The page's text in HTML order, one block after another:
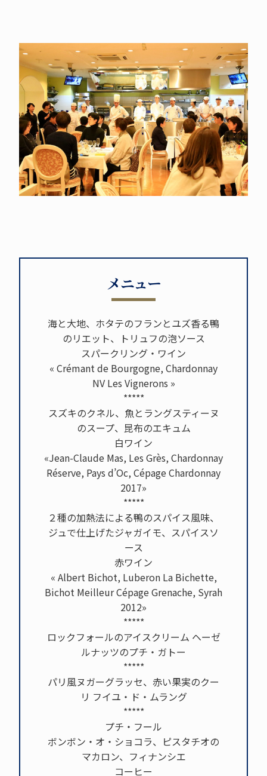
メニュー
海と大地、ホタテのフランとユズ香る鴨
のリエット、トリュフの泡ソース
スパークリング・ワイン
« Crémant de Bourgogne, Chardonnay
NV Les Vignerons »
*****
スズキのクネル、魚とラングスティーヌ
のスープ、昆布のエキュム
白ワイン
«Jean-Claude Mas, Les Grès, Chardonnay
Réserve, Pays d’Oc, Cépage Chardonnay
2017»
*****
２種の加熱法による鴨のスパイス風味、
ジュで仕上げたジャガイモ、スパイスソ
ース
赤ワイン
« Albert Bichot, Luberon La Bichette,
Bichot Meilleur Cépage Grenache, Syrah
2012»
*****
ロックフォールのアイスクリーム ヘーゼ
ルナッツのプチ・ガトー
*****
パリ風ヌガーグラッセ、赤い果実のクー
リ フイユ・ド・ムラング
*****
プチ・フール
ボンボン・オ・ショコラ、ピスタチオの
マカロン、フィナンシエ
コーヒー